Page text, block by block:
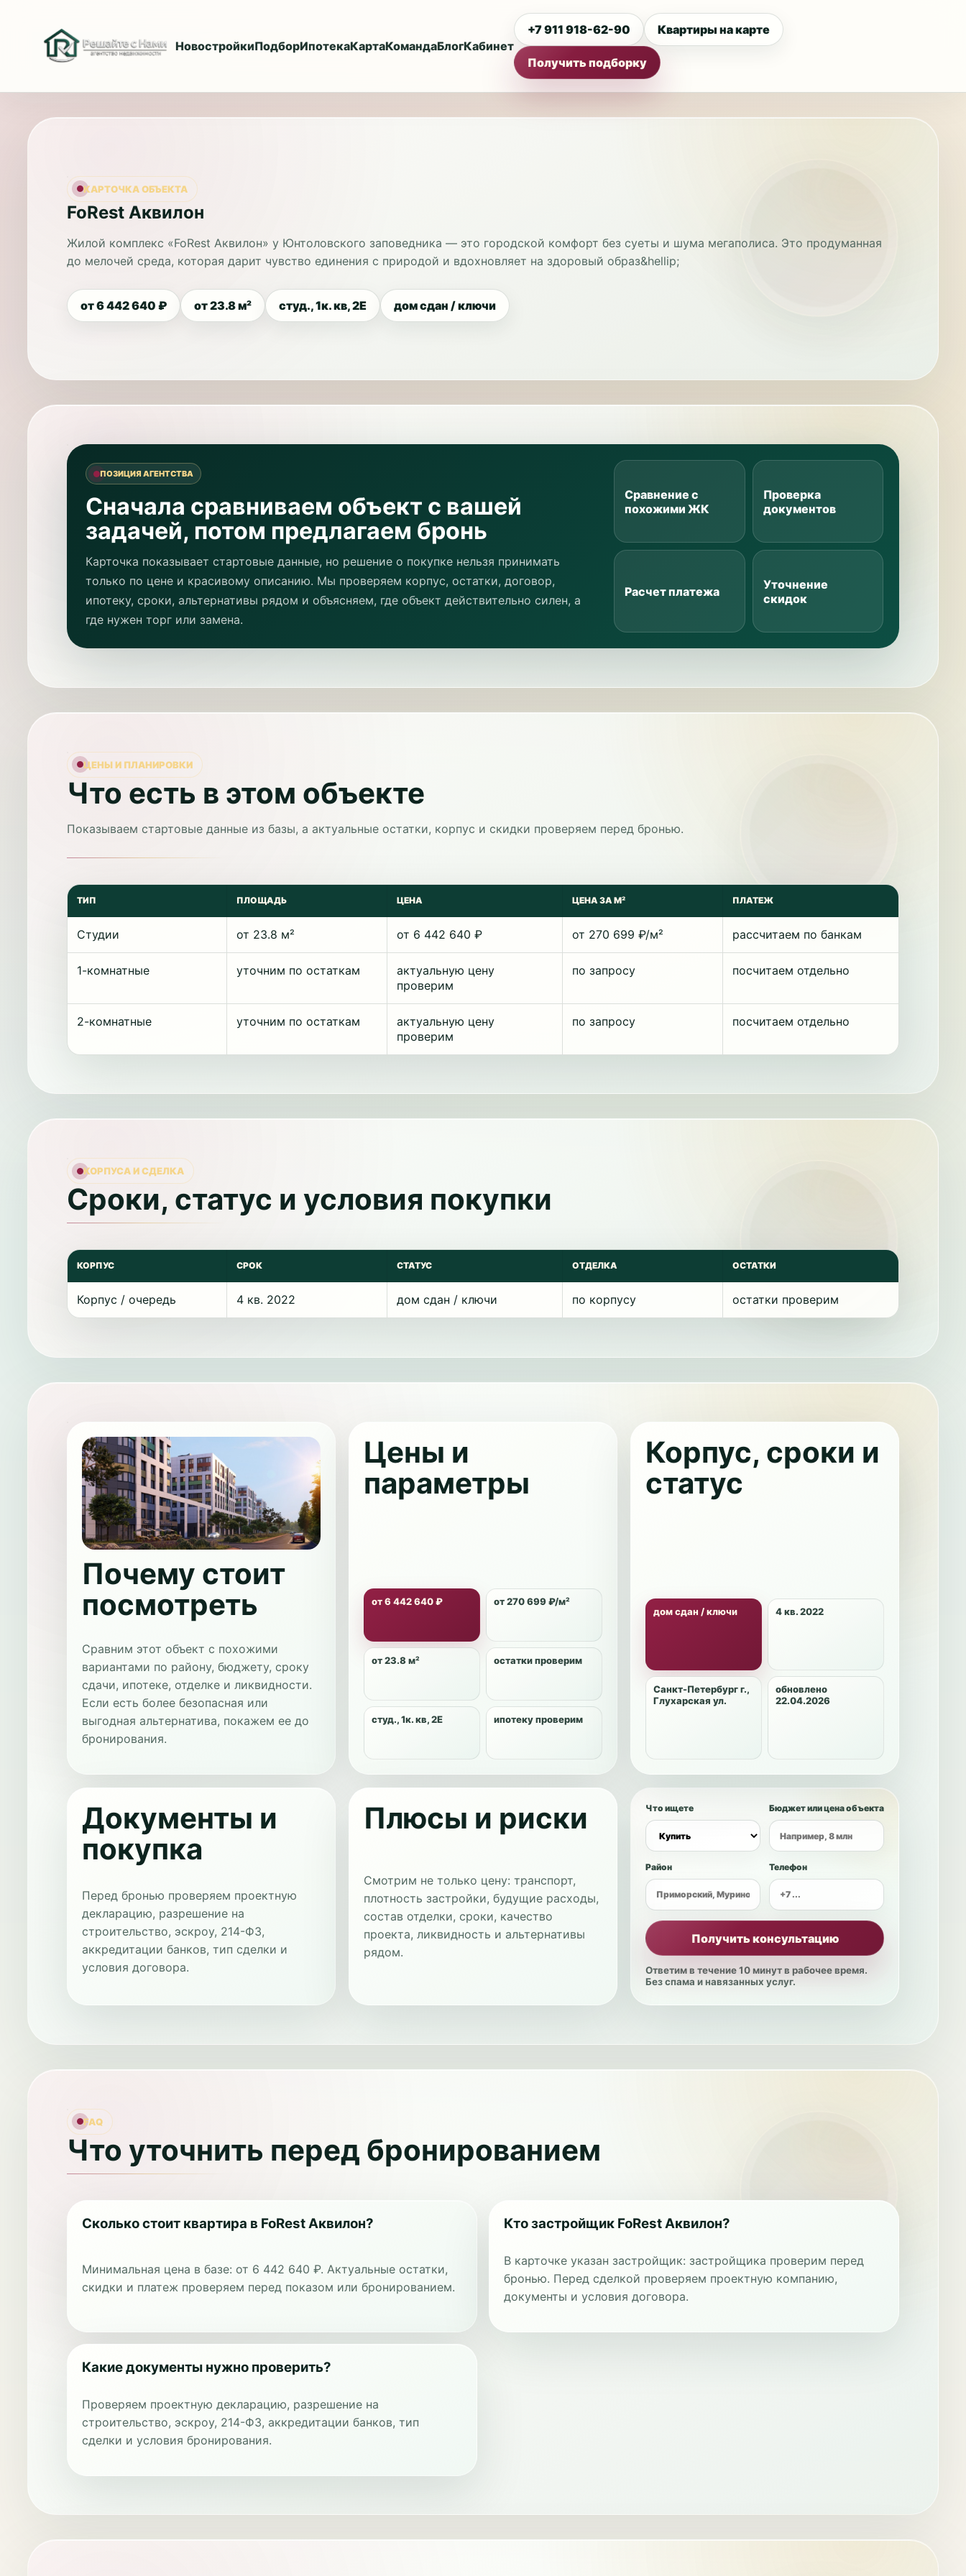
НовостройкиПодборИпотекаКартаКомандаБлогКабинет
+7 911 918-62-90 Квартиры на карте
Получить подборку
КАРТОЧКА ОБЪЕКТА
FoRest Аквилон
Жилой комплекс «FoRest Аквилон» у Юнтоловского заповедника — это городской комфорт без суеты и шума мегаполиса. Это продуманная
до мелочей среда, которая дарит чувство единения с природой и вдохновляет на здоровый образ&hellip;
от 6 442 640 ₽ от 23.8 м² студ., 1к. кв, 2Е дом сдан / ключи
ПОЗИЦИЯ АГЕНТСТВА
Сначала сравниваем объект с вашей
задачей, потом предлагаем бронь
Карточка показывает стартовые данные, но решение о покупке нельзя принимать
только по цене и красивому описанию. Мы проверяем корпус, остатки, договор,
ипотеку, сроки, альтернативы рядом и объясняем, где объект действительно силен, а
где нужен торг или замена.
Сравнение с
похожими ЖК
Проверка
документов
Расчет платежа
Уточнение
скидок
ЦЕНЫ И ПЛАНИРОВКИ
Что есть в этом объекте
Показываем стартовые данные из базы, а актуальные остатки, корпус и скидки проверяем перед бронью.
ТИП ПЛОЩАДЬ ЦЕНА ЦЕНА ЗА М² ПЛАТЕЖ
Студии от 23.8 м² от 6 442 640 ₽ от 270 699 ₽/м² рассчитаем по банкам
1-комнатные уточним по остаткам
актуальную цену
проверим
по запросу посчитаем отдельно
2-комнатные уточним по остаткам
актуальную цену
проверим
по запросу посчитаем отдельно
КОРПУСА И СДЕЛКА
Сроки, статус и условия покупки
КОРПУС СРОК СТАТУС ОТДЕЛКА ОСТАТКИ
Корпус / очередь 4 кв. 2022 дом сдан / ключи по корпусу остатки проверим
Почему стоит
посмотреть
Сравним этот объект с похожими
вариантами по району, бюджету, сроку
сдачи, ипотеке, отделке и ликвидности.
Если есть более безопасная или
выгодная альтернатива, покажем ее до
бронирования.
Цены и
параметры
от 6 442 640 ₽ от 270 699 ₽/м²
от 23.8 м² остатки проверим
студ., 1к. кв, 2Е ипотеку проверим
Корпус, сроки и
статус
дом сдан / ключи 4 кв. 2022
Санкт-Петербург г.,
Глухарская ул.
обновлено
22.04.2026
Документы и
покупка
Перед бронью проверяем проектную
декларацию, разрешение на
строительство, эскроу, 214-ФЗ,
аккредитации банков, тип сделки и
условия договора.
Плюсы и риски
Смотрим не только цену: транспорт,
плотность застройки, будущие расходы,
состав отделки, сроки, качество
проекта, ликвидность и альтернативы
рядом.
Что ищете Бюджет или цена объекта
Район Телефон
Получить консультацию
Ответим в течение 10 минут в рабочее время.
Без спама и навязанных услуг.
FAQ
Что уточнить перед бронированием
Сколько стоит квартира в FoRest Аквилон?
Минимальная цена в базе: от 6 442 640 ₽. Актуальные остатки,
скидки и платеж проверяем перед показом или бронированием.
Кто застройщик FoRest Аквилон?
В карточке указан застройщик: застройщика проверим перед
бронью. Перед сделкой проверяем проектную компанию,
документы и условия договора.
Какие документы нужно проверить?
Проверяем проектную декларацию, разрешение на
строительство, эскроу, 214-ФЗ, аккредитации банков, тип
сделки и условия бронирования.